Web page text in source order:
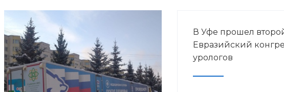
В Уфе прошел
Евразийский
урологов